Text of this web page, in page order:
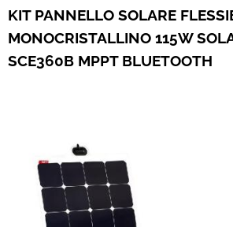
Articoli per Furgonati e
Speciale Arredo
KIT PANNELLO SOLARE
MONOCRISTALLINO 115W
SCE360B MPPT BLUETOOTH